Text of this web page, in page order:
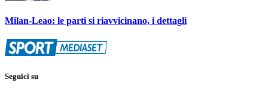
Milan-Leao: le parti si riavvicinano, i dettagli
Seguici su